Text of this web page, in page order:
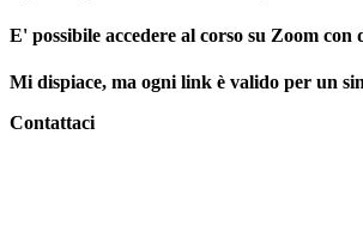
E' possibile accedere al corso su Zoom
Mi dispiace, ma ogni link è valido per un
Contattaci